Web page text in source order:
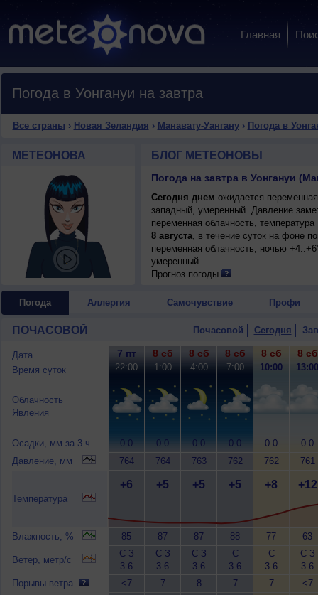
Главная
Погода в Уонгануи на завтра
Все страны › Новая Зеландия › Манавату-Уангану› Погода в
МЕТЕОНОВА БЛОГ МЕТЕОНОВЫ
Погода на завтра в Уонгануи
Сегодня днем ожидается
западный, умеренный. Давление
переменная облачность,
8 августа, в течение суток на фоне
переменная облачность; ночью
умеренный.
Прогноз погоды
Погода Аллергия Самочувствие Профи
ПОЧАСОВОЙ Почасовой Сегодня
Дата
Время суток
Облачность
Явления
Осадки, мм за 3 ч
Давление, мм
Температура
Влажность, %
Ветер, метр/с
Порывы ветра
7 пт
22:00
0.0
764
+6
85
С-З
3-6
<7
8 сб
1:00
0.0
764
+5
87
С-З
3-6
7
8 сб
4:00
0.0
763
+5
87
С-З
3-6
8
8 сб
7:00
0.0
762
+5
88
С
3-6
7
8 сб
10:00
0.0
762
+8
77
С
3-6
7
8 сб
13:00
0.0
761
+12
63
С-З
3-6
<7